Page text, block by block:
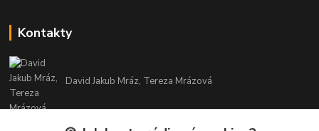
Kontakty
David Jakub Mráz, Tereza Mrázová
info@bylinky-maya.cz